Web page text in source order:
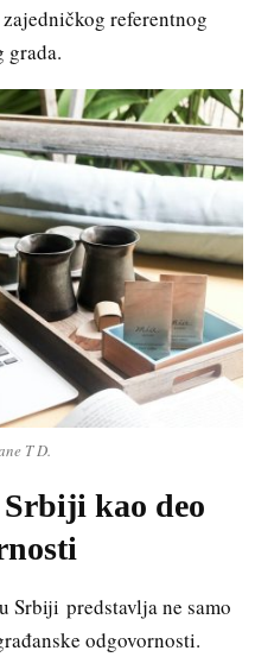
referentnog
grada.
T D.
kao deo
Srbiji predstavlja ne samo
odgovornosti.